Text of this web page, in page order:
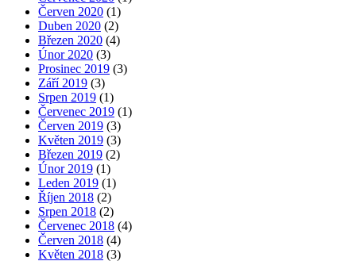
Červen 2020 (1)
Duben 2020 (2)
Březen 2020 (4)
Únor 2020 (3)
Prosinec 2019 (3)
Září 2019 (3)
Srpen 2019 (1)
Červenec 2019 (1)
Červen 2019 (3)
Květen 2019 (3)
Březen 2019 (2)
Únor 2019 (1)
Leden 2019 (1)
Říjen 2018 (2)
Srpen 2018 (2)
Červenec 2018 (4)
Červen 2018 (4)
Květen 2018 (3)